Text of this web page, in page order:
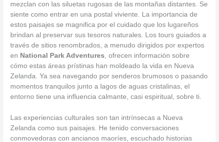
mezclan con las siluetas rugosas de las montañas distantes. Se
siente como entrar en una postal viviente. La importancia de
estos paisajes se magnifica por el cuidado que los lugareños
brindan al preservar sus tesoros naturales. Los tours guiados a
través de sitios renombrados, a menudo dirigidos por expertos
en National Park Adventures, ofrecen información sobre
cómo estas áreas prístinas han moldeado la vida en Nueva
Zelanda. Ya sea navegando por senderos brumosos o pasando
momentos tranquilos junto a lagos de aguas cristalinas, el
entorno tiene una influencia calmante, casi espiritual, sobre ti.
Las experiencias culturales son tan intrínsecas a Nueva
Zelanda como sus paisajes. He tenido conversaciones
conmovedoras con ancianos maoríes, escuchado historias